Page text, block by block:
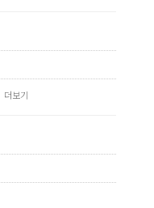
더보기